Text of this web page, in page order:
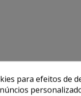
para efeitos de